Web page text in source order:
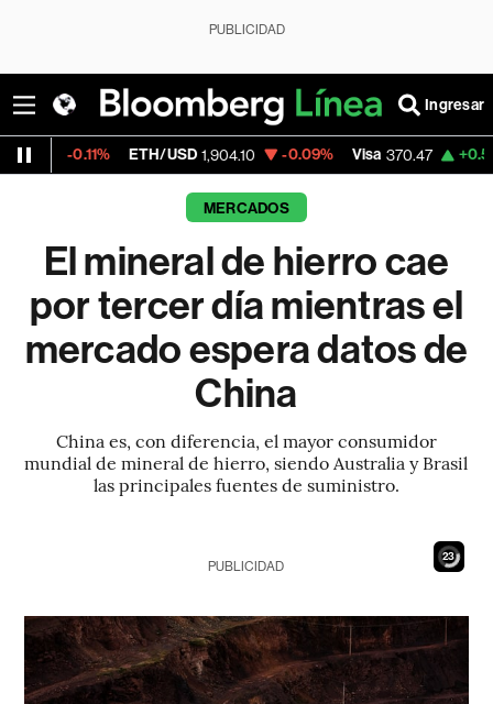
PUBLICIDAD
Ingresar
ETH/USD 1,904.10 -0.09% Visa 370.47 +0.52%
MERCADOS
El mineral de hierro cae
por tercer día mientras el
mercado espera datos de
China
China es, con diferencia, el mayor consumidor
mundial de mineral de hierro, siendo Australia y Brasil
las principales fuentes de suministro.
21
PUBLICIDAD